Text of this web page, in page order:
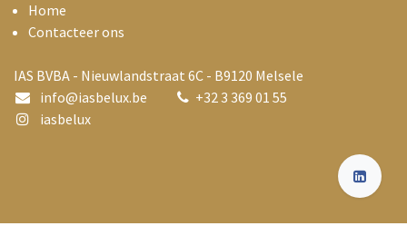
Home
Contacteer ons
IAS BVBA - Nieuwlandstraat 6C - B9120 Melsele
info@iasbelux.be +32 3 369 01 55
iasbelux